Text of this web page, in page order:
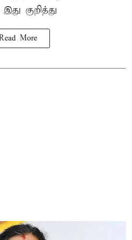
குறித்து
More